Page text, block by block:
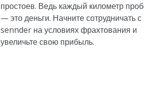
простоев. Ведь каждый километр
— это деньги. Начните сотрудничать с
sennder наусловиях фрахтования и
увеличьте свою прибыль.